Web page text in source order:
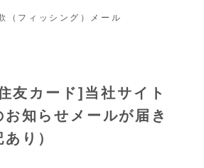
（フィッシング）メール
友カード]当社サイト
お知らせメールが届き
り）